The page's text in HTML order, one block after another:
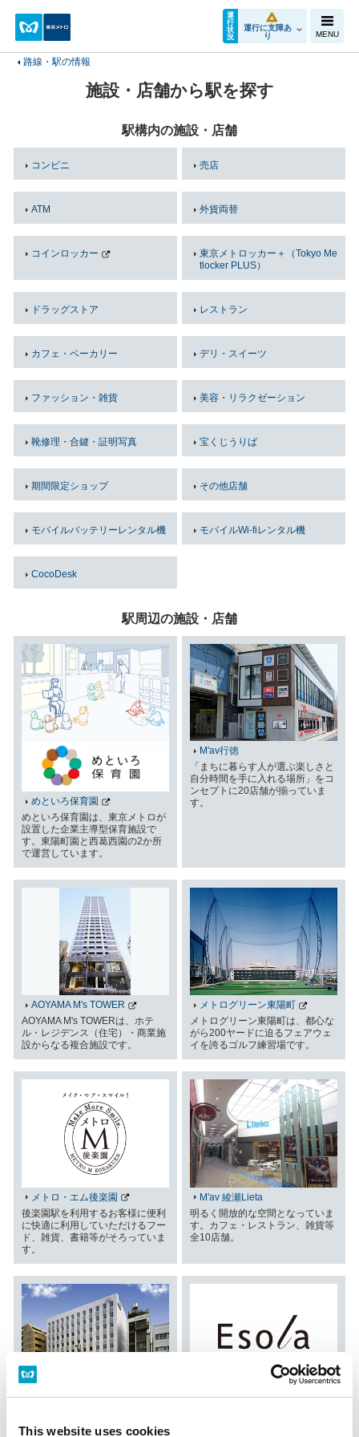
This website uses cookies
運
行
状
況
運行に支障あ
り
MENU
路線・駅の情報
施設・店舗から駅を探す
駅構内の施設・店舗
コンビニ 売店
ATM 外貨両替
コインロッカー
東京メトロッカー＋（Tokyo Me
tlocker PLUS）
ドラッグストア レストラン
カフェ・ベーカリー デリ・スイーツ
ファッション・雑貨 美容・リラクゼーション
靴修理・合鍵・証明写真 宝くじうりば
期間限定ショップ その他店舗
モバイルバッテリーレンタル機 モバイルWi-fiレンタル機
CocoDesk
駅周辺の施設・店舗
めといろ保育園
めといろ保育園は、東京メトロが
設置した企業主導型保育施設で
す。東陽町園と西葛西園の2か所
で運営しています。
M'av行徳
「まちに暮らす人が選ぶ楽しさと
自分時間を手に入れる場所」をコ
ンセプトに20店舗が揃っていま
す。
AOYAMA M's TOWER
AOYAMA M's TOWERは、ホテ
ル・レジデンス（住宅）・商業施
設からなる複合施設です。
メトログリーン東陽町
メトログリーン東陽町は、都心な
がら200ヤードに迫るフェアウェ
イを誇るゴルフ練習場です。
メトロ・エム後楽園
後楽園駅を利用するお客様に便利
に快適に利用していただけるフー
ド、雑貨、書籍等がそろっていま
す。
M'av 綾瀬Lieta
明るく開放的な空間となっていま
す。カフェ・レストラン、雑貨等
全10店舗。
R&Bホテル東京東陽町
3番出口を出て直ぐの好立地にあ
Esola池袋